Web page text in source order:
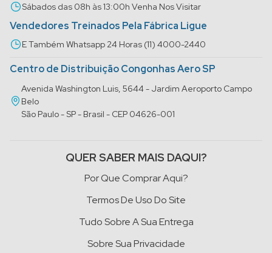
Sábados das 08h às 13:00h Venha Nos Visitar
Vendedores Treinados Pela Fábrica Ligue
E Também Whatsapp 24 Horas (11) 4000-2440
Centro de Distribuição Congonhas Aero SP
Avenida Washington Luis, 5644 - Jardim Aeroporto Campo
Belo
São Paulo - SP - Brasil - CEP 04626-001
QUER SABER MAIS DAQUI?
Por Que Comprar Aqui?
Termos De Uso Do Site
Tudo Sobre A Sua Entrega
Sobre Sua Privacidade